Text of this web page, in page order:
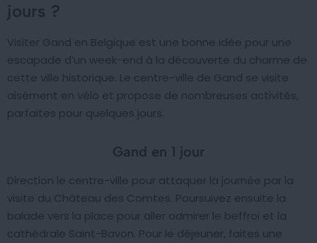
jours ?
Visiter Gand en Belgique est une bonne idée pour une
escapade d’un week-end à la découverte du charme de
cette ville historique. Le centre-ville de Gand se visite
aisément en vélo et propose de nombreuses activités,
parfaites pour quelques jours.
Gand en 1 jour
Direction le centre-ville pour attaquer la journée par la
visite du Château des Comtes. Poursuivez ensuite la
balade vers la place pour aller admirer le beffroi et la
cathédrale Saint-Bavon. Pour le déjeuner, faites une